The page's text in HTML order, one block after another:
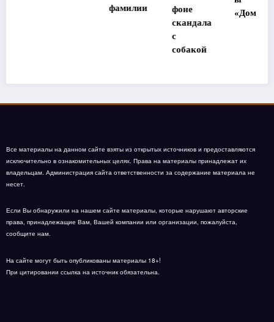
фамилии
скандала
собакой
«Дома-2»
Все материалы на данном сайте взяты из открытых источников и предоставляются
исключительно в ознакомительных целях. Права на материалы принадлежат их
владельцам. Администрация сайта ответственности за содержание материала не
несет.
Если Вы обнаружили на нашем сайте материалы, которые нарушают авторские
права, принадлежащие Вам, Вашей компании или организации, пожалуйста,
сообщите нам.
На сайте могут быть опубликованы материалы 18+!
При цитировании ссылка на источник обязательна.